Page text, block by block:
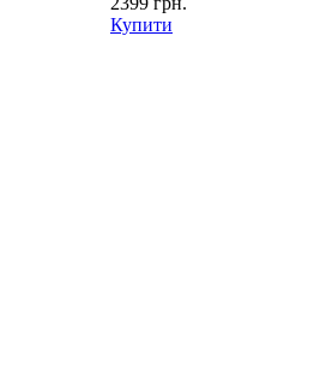
Купити